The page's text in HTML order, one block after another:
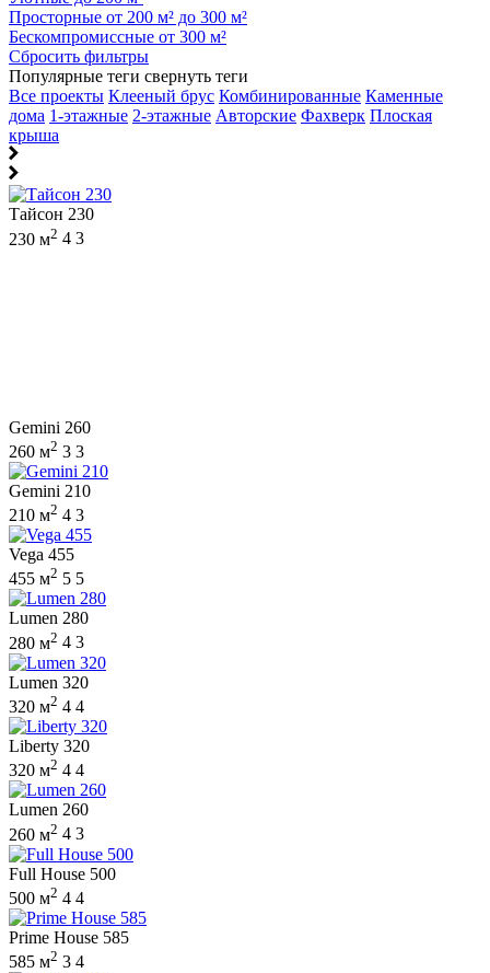
Просторные от 200 м² до 300 м²
Бескомпромиссные от 300 м²
Сбросить фильтры
Популярные теги свернуть теги
Все проекты Клееный брус Комбинированные Каменные
дома 1-этажные 2-этажные Авторские Фахверк Плоская
крыша
Тайсон 230
230 м2 4 3
Gemini 260
260 м2 3 3
Gemini 210
210 м2 4 3
Vega 455
455 м2 5 5
Lumen 280
280 м2 4 3
Lumen 320
320 м2 4 4
Liberty 320
320 м2 4 4
Lumen 260
260 м2 4 3
Full House 500
500 м2 4 4
Prime House 585
585 м2 3 4